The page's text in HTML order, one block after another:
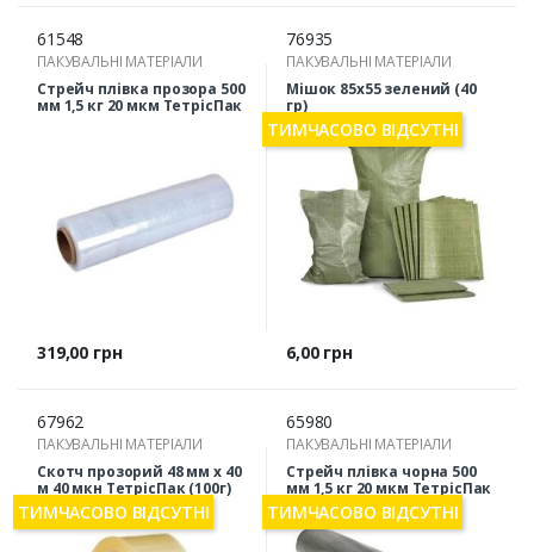
61548
ПАКУВАЛЬНІ МАТЕРІАЛИ
Стрейч плівка прозора 500
мм 1,5 кг 20 мкм ТетрісПак
Ціна
319,00 грн
76935
ПАКУВАЛЬНІ МАТЕРІАЛИ
Мішок 85х55 зелений (40
гр)
Ціна
6,00 грн
ТИМЧАСОВО ВІДСУТНІ
67962
ПАКУВАЛЬНІ МАТЕРІАЛИ
Скотч прозорий 48 мм х 40
м 40 мкн ТетрісПак (100г)
ТИМЧАСОВО ВІДСУТНІ
65980
ПАКУВАЛЬНІ МАТЕРІАЛИ
Стрейч плівка чорна 500
мм 1,5 кг 20 мкм ТетрісПак
ТИМЧАСОВО ВІДСУТНІ